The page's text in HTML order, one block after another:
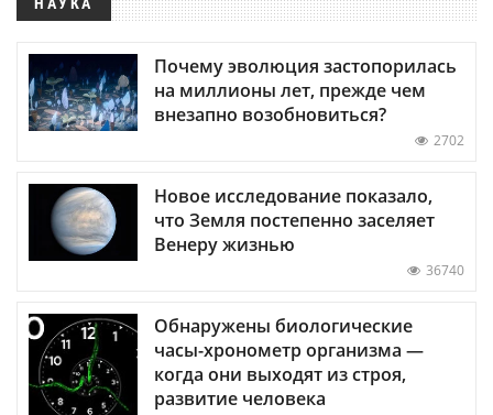
Почему эволюция застопорилась
на миллионы лет, прежде чем
внезапно возобновиться?
2702
Новое исследование показало,
что Земля постепенно заселяет
Венеру жизнью
36740
Обнаружены биологические
часы-хронометр организма —
когда они выходят из строя,
развитие человека